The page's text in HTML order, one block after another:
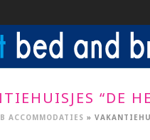
“DE
ACCOMMODATIES »